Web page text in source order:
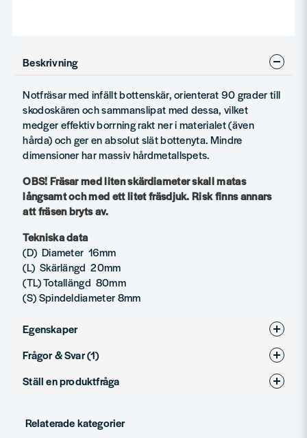
Beskrivning
Notfräsar med infällt bottenskär, orienterat 90 grader till
skodoskären och sammanslipat med dessa, vilket
medger effektiv borrning rakt ner i materialet (även
hårda) och ger en absolut slät bottenyta. Mindre
dimensioner har massiv hårdmetallspets.
OBS! Fräsar med liten skärdiameter skall matas
långsamt och med ett litet fräsdjuk. Risk finns annars
att fräsen bryts av.
Tekniska data
(D) Diameter 16mm
(L) Skärlängd 20mm
(TL) Totallängd 80mm
(S) Spindeldiameter 8mm
Egenskaper
Produkttyp
Diameter (mm)
Frågor & Svar (1)
Ställ en produktfråga
Fråga oss något om denna produkten...
Relaterade kategorier